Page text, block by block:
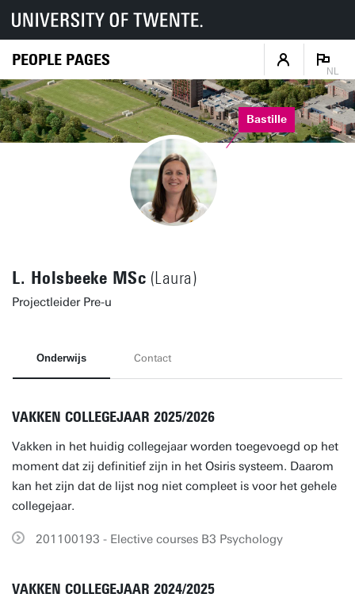
PEOPLE PAGES
NL
Bastille
L. Holsbeeke MSc (Laura)
Projectleider Pre-u
Onderwijs Contact
VAKKEN COLLEGEJAAR 2025/2026
Vakken in het huidig collegejaar worden toegevoegd op het
moment dat zij definitief zijn in het Osiris systeem. Daarom
kan het zijn dat de lijst nog niet compleet is voor het gehele
collegejaar.
201100193 - Elective courses B3 Psychology
VAKKEN COLLEGEJAAR 2024/2025